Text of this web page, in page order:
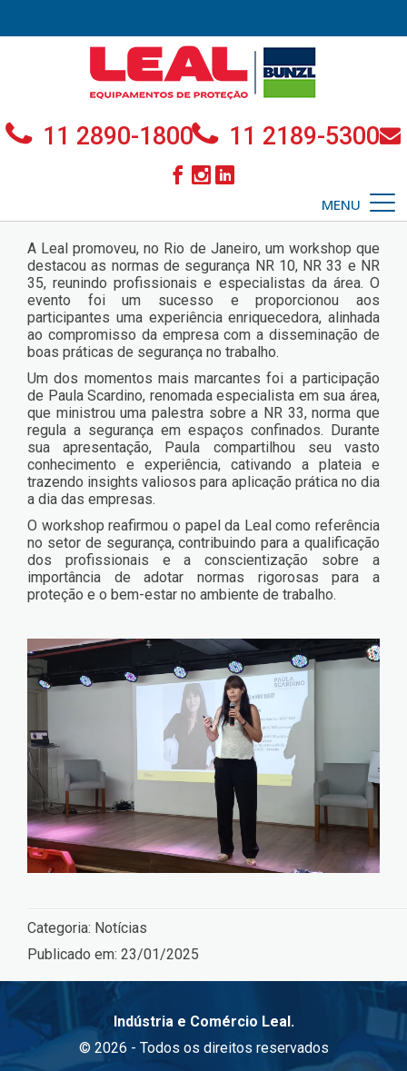
11 2890-1800 11 2189-5300
MENU
A Leal promoveu, no Rio de Janeiro, um workshop que
destacou as normas de segurança NR 10, NR 33 e NR
35, reunindo profissionais e especialistas da área. O
evento foi um sucesso e proporcionou aos
participantes uma experiência enriquecedora, alinhada
ao compromisso da empresa com a disseminação de
boas práticas de segurança no trabalho.
Um dos momentos mais marcantes foi a participação
de Paula Scardino, renomada especialista em sua área,
que ministrou uma palestra sobre a NR 33, norma que
regula a segurança em espaços confinados. Durante
sua apresentação, Paula compartilhou seu vasto
conhecimento e experiência, cativando a plateia e
trazendo insights valiosos para aplicação prática no dia
a dia das empresas.
O workshop reafirmou o papel da Leal como referência
no setor de segurança, contribuindo para a qualificação
dos profissionais e a conscientização sobre a
importância de adotar normas rigorosas para a
proteção e o bem-estar no ambiente de trabalho.
Categoria: Notícias
Publicado em: 23/01/2025
Indústria e Comércio Leal.
© 2026 - Todos os direitos reservados